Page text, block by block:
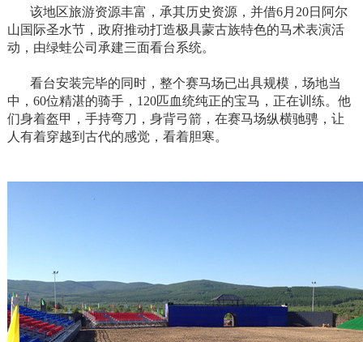
该地区旅游资源丰富，承其历史资源，并借6月20日阿尔
山国际圣水节，政府推动打造极具蒙古族特色的马术表演活
动，由绿蛙公司承建三面看台系统。
看台安装完毕的同时，整个赛马场已出具规模，场地当
中，60位精湛的骑手，120匹血统纯正的宝马，正在训练。他
们身着盔甲，手持弯刀，身背弓箭，在赛马场纵横驰骋，让
人有着穿越到古代的感觉，看着胆寒。